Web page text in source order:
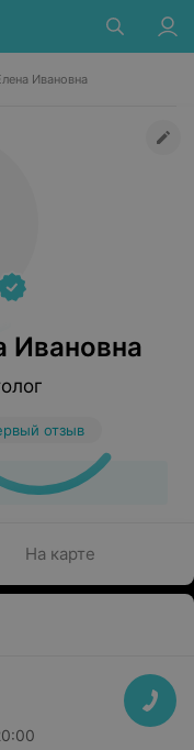
Ивановна
Ивановна
отзыв
На карте